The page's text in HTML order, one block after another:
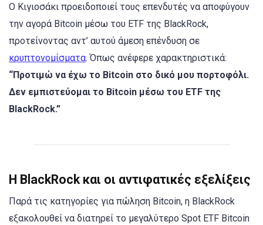
Ο Κιγιοσάκι προειδοποιεί τους επενδυτές να αποφύγουν
την αγορά Bitcoin μέσω του ETF της BlackRock,
προτείνοντας αντ’ αυτού άμεση επένδυση σε
κρυπτονομίσματα. Όπως ανέφερε χαρακτηριστικά:
“Προτιμώ να έχω το Bitcoin στο δικό μου πορτοφόλι.
Δεν εμπιστεύομαι το Bitcoin μέσω του ETF της
BlackRock.”
Η BlackRock και οι αντιφατικές εξελίξεις
Παρά τις κατηγορίες για πώληση Bitcoin, η BlackRock
εξακολουθεί να διατηρεί το μεγαλύτερο Spot ETF Bitcoin